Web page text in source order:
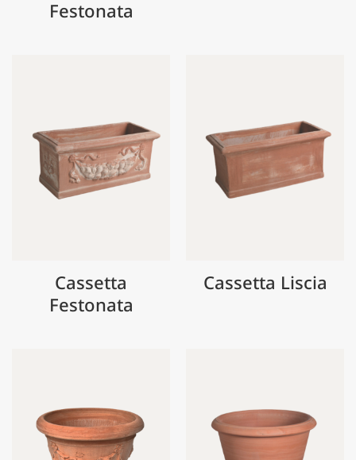
Festonata
Cassetta
Festonata
Cassetta Liscia